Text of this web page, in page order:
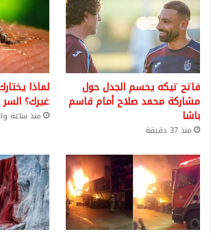
فاتح تيكه يحسم الجدل حول
مشاركة محمد صلاح أمام قاسم
باشا
منذ 37 دقيقة
لماذا
غيرك؟
منذ ساعة